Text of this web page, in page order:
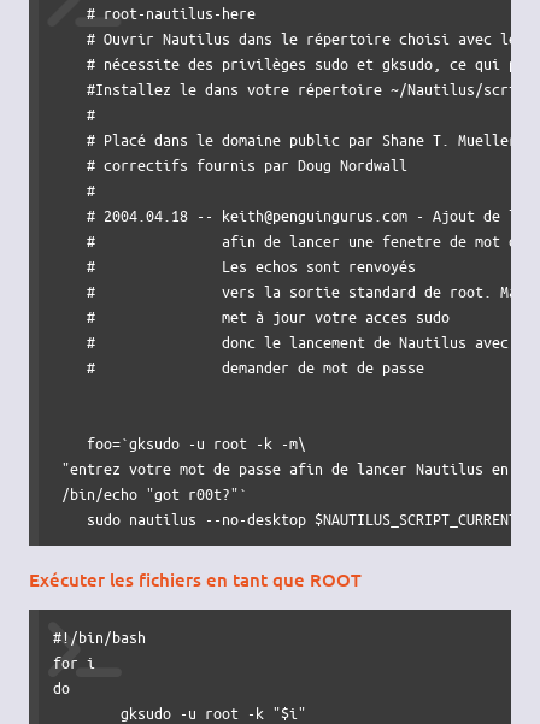
# root-nautilus-here
# Ouvrir Nautilus dans le répertoire choisi avec les
# nécessite des privilèges sudo et gksudo, ce
#Installez le dans votre répertoire ~/Nautilus/
#
# Placé dans le domaine public par Shane T. Mueller
# correctifs fournis par Doug Nordwall
#
# 2004.04.18 -- keith@penguingurus.com - Ajout de
#               afin de lancer une fenetre de mot de
#               Les echos sont renvoyés
#               vers la sortie standard de root. Mais
#               met à jour votre acces sudo
#               donc le lancement de Nautilus avec
#               demander de mot de passe
foo=`gksudo -u root -k -m\
"entrez votre mot de passe afin de lancer Nautilus en
/bin/echo "got r00t?"`
sudo nautilus --no-desktop
Exécuter les fichiers en tant que ROOT
#!/bin/bash
for
do
	gksudo
-u root -k "$i "